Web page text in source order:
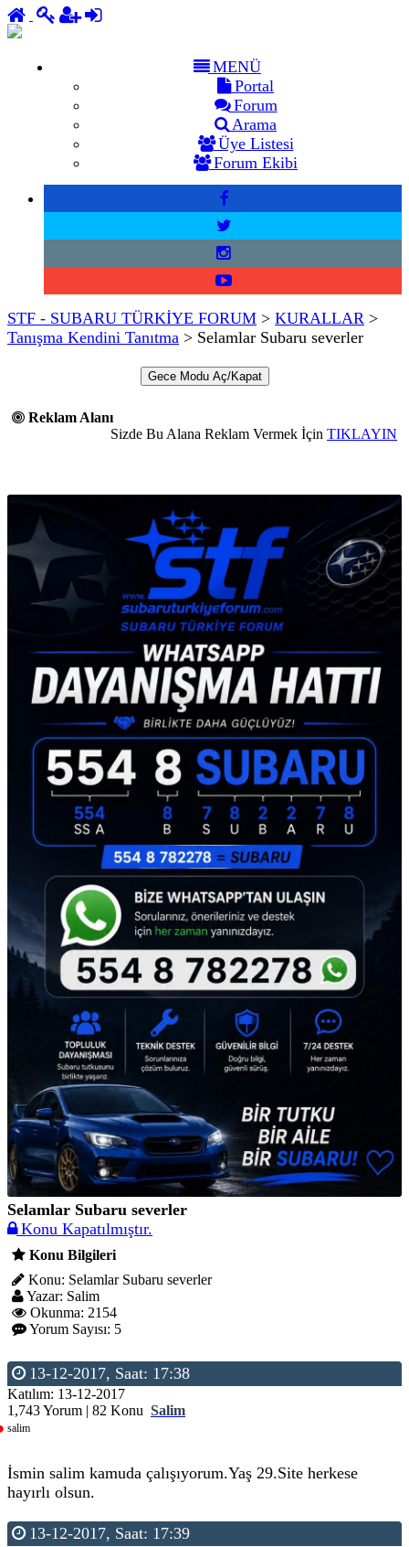
MENÜ
Portal
Forum
Arama
Üye Listesi
Forum Ekibi
STF - SUBARU TÜRKİYE FORUM > KURALLAR >
Tanışma Kendini Tanıtma > Selamlar Subaru severler
Gece Modu Aç/Kapat
Reklam Alanı
Sizde Bu Alana Reklam Vermek İçin TIKLAYIN
Selamlar Subaru severler
Konu Kapatılmıştır.
Konu Bilgileri
Konu: Selamlar Subaru severler
Yazar: Salim
Okunma: 2154
Yorum Sayısı: 5
13-12-2017, Saat: 17:38
Katılım: 13-12-2017
1,743 Yorum | 82 Konu Salim
salim
İsmin salim kamuda çalışıyorum.Yaş 29.Site herkese
hayırlı olsun.
13-12-2017, Saat: 17:39